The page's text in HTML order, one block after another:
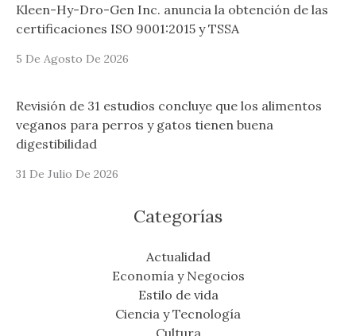
Kleen-Hy-Dro-Gen Inc. anuncia la obtención de las
certificaciones ISO 9001:2015 y TSSA
5 De Agosto De 2026
Revisión de 31 estudios concluye que los alimentos
veganos para perros y gatos tienen buena
digestibilidad
31 De Julio De 2026
Categorías
Actualidad
Economía y Negocios
Estilo de vida
Ciencia y Tecnología
Cultura